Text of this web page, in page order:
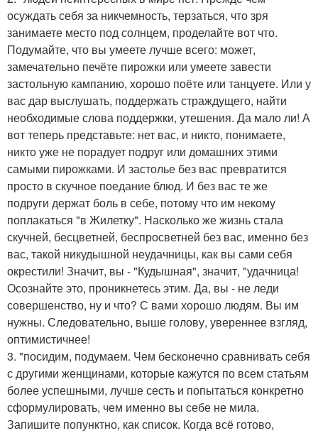
осуждать себя за никчемность, терзаться, что зря
занимаете место под солнцем, проделайте вот что.
Подумайте, что вы умеете лучше всего: может,
замечательно печёте пирожки или умеете завести
застольную кампанию, хорошо поёте или танцуете. Или у
вас дар выслушать, поддержать страждущего, найти
необходимые слова поддержки, утешения. Да мало ли! А
вот теперь представьте: нет вас, и никто, понимаете,
никто уже не порадует подруг или домашних этими
самыми пирожками. И застолье без вас превратится
просто в скучное поедание блюд. И без вас те же
подруги держат боль в себе, потому что им некому
поплакаться "в Жилетку". Насколько же жизнь стала
скучней, бесцветней, беспросветней без вас, именно без
вас, такой никудышной неудачницы, как вы сами себя
окрестили! Значит, вы - "Кудышная", значит, "удачница!
Осознайте это, проникнетесь этим. Да, вы - не леди
совершенство, ну и что? С вами хорошо людям. Вы им
нужны. Следовательно, выше голову, увереннее взгляд,
оптимистичнее!
3. "посидим, подумаем. Чем бесконечно сравнивать себя
с другими женщинами, которые кажутся по всем статьям
более успешными, лучше сесть и попытаться конкретно
сформулировать, чем именно вы себе не мила.
Запишите попунктно, как список. Когда всё готово,